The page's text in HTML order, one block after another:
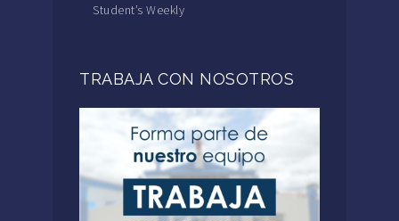
Student’s Weekly
TRABAJA CON NOSOTROS